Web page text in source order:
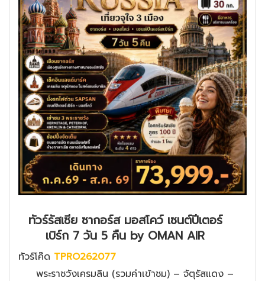
ทัวร์รัสเซีย ซากอร์ส มอสโคว์ เซนต์ปีเตอร์
เบิร์ก 7 วัน 5 คืน by OMAN AIR
ทัวร์โค๊ด TPRO262077
พระราชวังเครมลิน (รวมค่าเข้าชม) – จัตุรัสแดง –